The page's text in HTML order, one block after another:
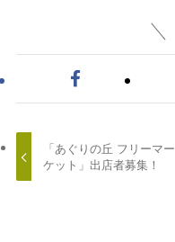
「あぐりの丘 フリーマー
ケット」出店者募集！